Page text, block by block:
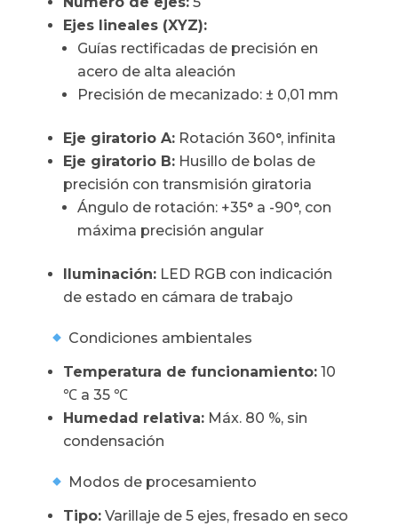
Ejes lineales (XYZ):
Guías rectificadas de precisión en
acero de alta aleación
Precisión de mecanizado: ± 0,01 mm
Eje giratorio A:Rotación 360°, infinita
Eje giratorio B:Husillo de bolas de
precisión con transmisión giratoria
Ángulo de rotación: +35° a -90°, con
máxima precisión angular
Iluminación:LED RGB con indicación
de estado en cámara de trabajo
Condiciones ambientales
Temperatura de funcionamiento:10
℃ a 35 ℃
Humedad relativa:Máx. 80 %, sin
condensación
Modos de procesamiento
Tipo:Varillaje de 5 ejes, fresado en seco